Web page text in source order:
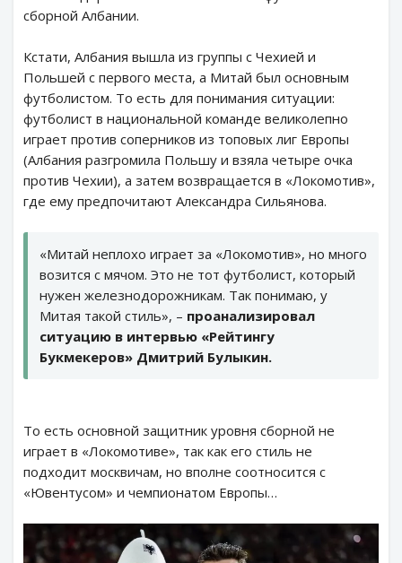
сборной Албании.
Кстати, Албания вышла из группы с Чехией и
Польшей с первого места, а Митай был основным
футболистом. То есть для понимания ситуации:
футболист в национальной команде великолепно
играет против соперников из топовых лиг Европы
(Албания разгромила Польшу и взяла четыре очка
против Чехии), а затем возвращается в «Локомотив»,
где ему предпочитают Александра Сильянова.
«Митай неплохо играет за «Локомотив», но много
возится с мячом. Это не тот футболист, который
нужен железнодорожникам. Так понимаю, у
Митая такой стиль», – проанализировал
ситуацию в интервью «Рейтингу
Букмекеров» Дмитрий Булыкин.
То есть основной защитник уровня сборной не
играет в «Локомотиве», так как его стиль не
подходит москвичам, но вполне соотносится с
«Ювентусом» и чемпионатом Европы…